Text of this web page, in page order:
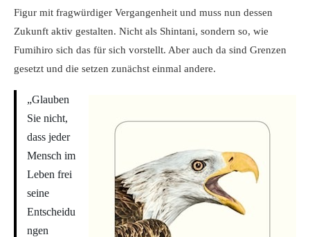
Figur mit fragwürdiger Vergangenheit und muss nun dessen
Zukunft aktiv gestalten. Nicht als Shintani, sondern so, wie
Fumihiro sich das für sich vorstellt. Aber auch da sind Grenzen
gesetzt und die setzen zunächst einmal andere.
„Glauben
Sie nicht,
dass jeder
Mensch im
Leben frei
seine
Entscheidu
ngen